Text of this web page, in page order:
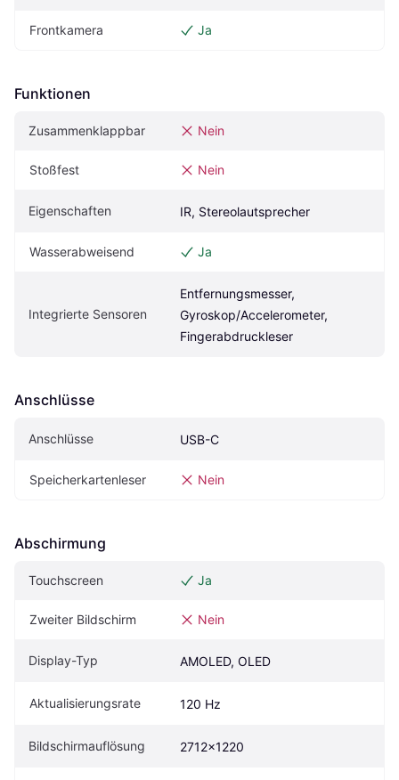
Frontkamera Ja
Funktionen
Zusammenklappbar Nein
Stoßfest Nein
Eigenschaften IR, Stereolautsprecher
Wasserabweisend Ja
Integrierte Sensoren
Entfernungsmesser,
Gyroskop/Accelerometer,
Fingerabdruckleser
Anschlüsse
Anschlüsse USB-C
Speicherkartenleser Nein
Abschirmung
Touchscreen Ja
Zweiter Bildschirm Nein
Display-Typ AMOLED, OLED
Aktualisierungsrate 120 Hz
Bildschirmauflösung 2712x1220